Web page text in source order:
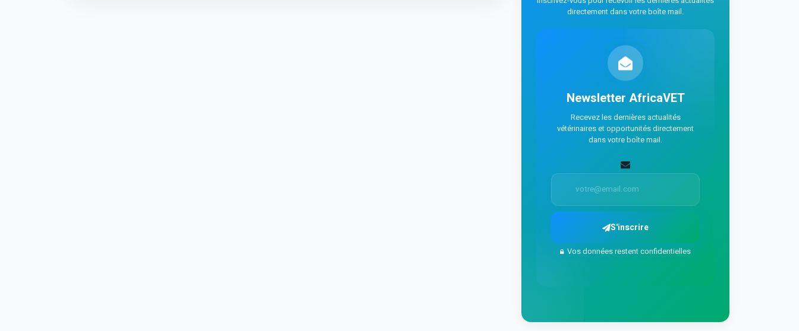
directement dans votre boîte mail.
Newsletter AfricaVET
Recevez les dernières actualités
vétérinaires et opportunités directement
dans votre boîte mail.
S'inscrire
Vos données restent confidentielles